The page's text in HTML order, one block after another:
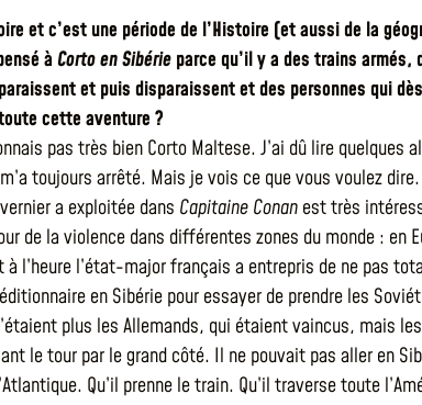
et c’est une période de l’Histoire (et aussi de la
à Corto en Sibérie parce qu’il y a des trains
et puis disparaissent et des personnes qui
cette aventure ?
pas très bien Corto Maltese. J’ai dû lire quelques
toujours arrêté. Mais je vois ce que vous voulez
a exploitée dans Capitaine Conan est très
de la violence dans différentes zones du monde : en
l’heure l’état-major français a entrepris de ne pas
en Sibérie pour essayer de prendre les
plus les Allemands, qui étaient vaincus, mais
le tour par le grand côté. Il ne pouvait pas aller en
Qu’il prenne le train. Qu’il traverse toute